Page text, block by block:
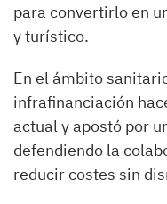
para convertirlo en
y turístico.
En el ámbito
infrafinanciación
actual y apostó por
defendiendo la
reducir costes sin